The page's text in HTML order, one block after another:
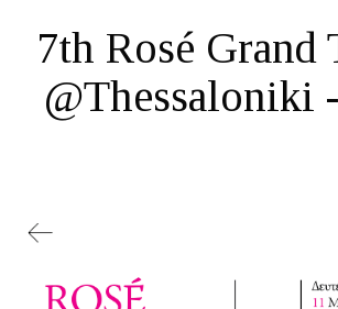
7th Rosé Grand
@Thessaloniki